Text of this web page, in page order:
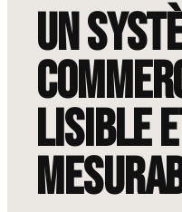
Un
lisible